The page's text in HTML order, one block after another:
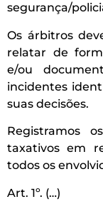
segurança/
Os árbitros
relatar de
e/ou
incidentes
suas decisões.
Registramos
taxativos em
todos os
Art. 1º. (…)